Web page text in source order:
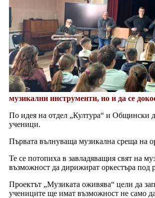
музикални инструменти, но и да се
По идея на отдел „Култура“ и Общински
ученици.
Първата вълнуваща музикална среща на
Те се потопиха в завладяващия свят на
възможност да дирижират оркестъра под
Проектът „Музиката оживява“ цели да
учениците ще имат възможност не само